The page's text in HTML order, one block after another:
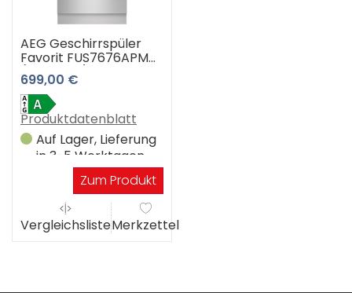
AEG Geschirrspüler
Favorit FUS7676APM
(Edelstahl)
699,00 €
Produktdatenblatt
Auf Lager, Lieferung
in 3-5 Werktagen
Zum Produkt
VergleichslisteMerkzettel